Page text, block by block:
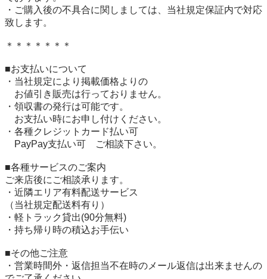
・ご購入後の不具合に関しましては、当社規定保証内で対応
致します。
＊＊＊＊＊＊＊
■お支払いについて
・当社規定により掲載価格よりの
お値引き販売は行っておりません。
・領収書の発行は可能です。
お支払い時にお申し付けください。
・各種クレジットカード払い可
PayPay支払い可　ご相談下さい。
■各種サービスのご案内
ご来店後にご相談承ります。
・近隣エリア有料配送サービス
（当社規定配送料有り）
・軽トラック貸出(90分無料)
・持ち帰り時の積込お手伝い
■その他ご注意
・営業時間外・返信担当不在時のメール返信は出来ませんの